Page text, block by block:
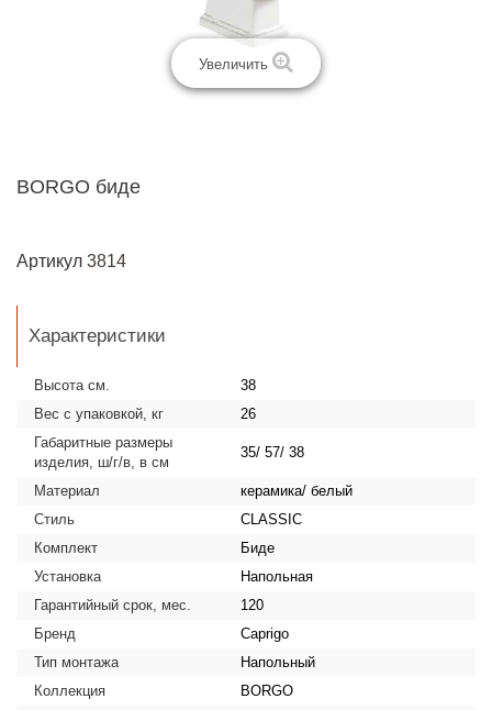
Увеличить
BORGO биде
Артикул 3814
Характеристики
Высота см.
38
Вес с упаковкой, кг
26
Габаритные размеры
изделия, ш/г/в, в см
35/ 57/ 38
Материал
керамика/ белый
Стиль
CLASSIC
Комплект
Биде
Установка
Напольная
Гарантийный срок, мес.
120
Бренд
Caprigo
Тип монтажа
Напольный
Коллекция
BORGO